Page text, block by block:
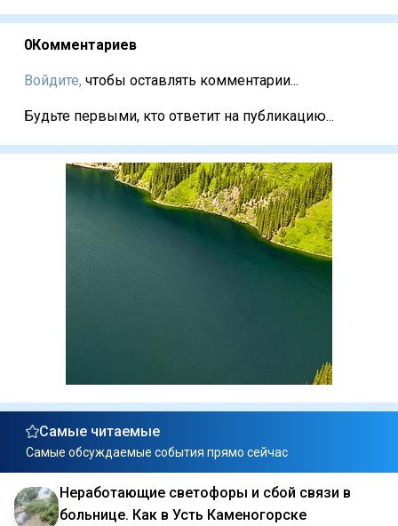
0Комментариев
Войдите, чтобы оставлять комментарии...
Будьте первыми, кто ответит на публикацию...
Самые читаемые
Самые обсуждаемые события прямо сейчас
Неработающие светофоры и сбой связи в
больнице. Как в Усть Каменогорске